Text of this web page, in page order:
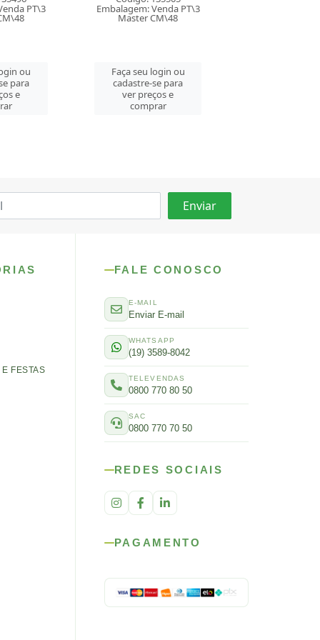
PT\3
ou
para
e
Embalagem: Venda ET\1
Master CM\40
Faça seu login ou
cadastre-se para
ver preços e
comprar
FESTAS
FALE CONOSCO
E-MAIL
Enviar E-mail
WHATSAPP
(19) 3589-8042
TELEVENDAS
0800 770 80 50
SAC
0800 770 70 50
REDES SOCIAIS
PAGAMENTO